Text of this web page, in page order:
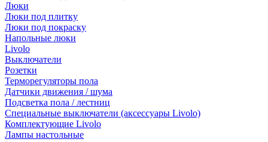
Люки
Люки под плитку
Люки под покраску
Напольные люки
Livolo
Выключатели
Розетки
Терморегуляторы пола
Датчики движения / шума
Подсветка пола / лестниц
Специальные выключатели (аксессуары Livolo)
Комплектующие Livolo
Лампы настольные